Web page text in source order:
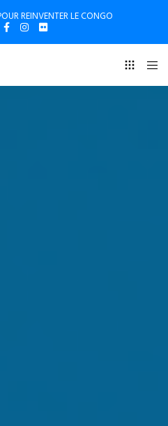
REINVENTER LE CONGO